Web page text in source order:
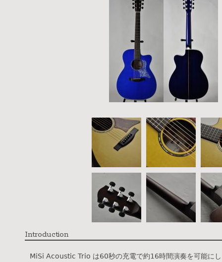
Introduction
MiSi Acoustic Trio は60秒の充電で約16時間演奏を可能に